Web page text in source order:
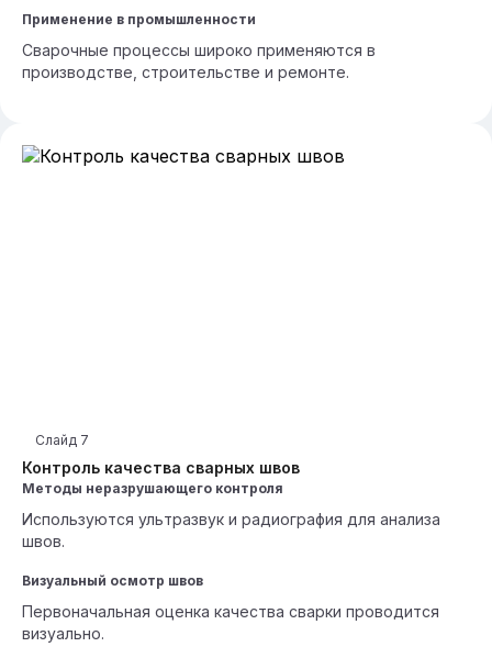
Применение в промышленности
Сварочные процессы широко применяются в
производстве, строительстве и ремонте.
Контроль качества сварных швов
Слайд 7
Методы неразрушающего контроля
Используются ультразвук и радиография для анализа
швов.
Визуальный осмотр швов
Первоначальная оценка качества сварки проводится
визуально.